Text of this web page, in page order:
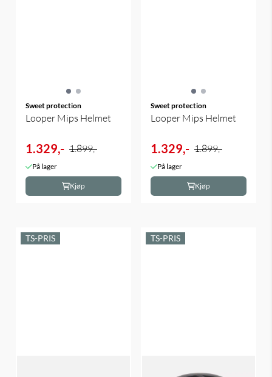
Sweet protection
Looper Mips Helmet
1.329,- 1.899,-
På lager
Kjøp
Sweet protection
Looper Mips Helmet
1.329,- 1.899,-
På lager
Kjøp